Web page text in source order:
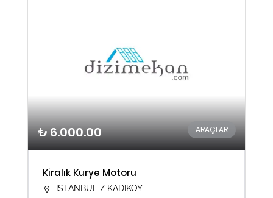
₺ 6.000.00 ARAÇLAR
Kiralık Kurye Motoru
İSTANBUL / KADIKÖY